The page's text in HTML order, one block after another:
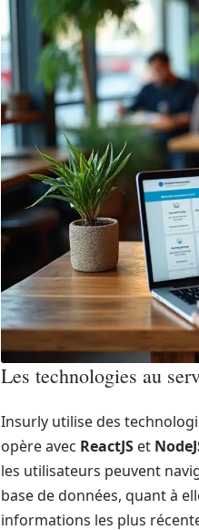
Les technologies au
Insurly utilise des
opère avec ReactJS et
les utilisateurs peuvent
base de données, quant à
informations les plus